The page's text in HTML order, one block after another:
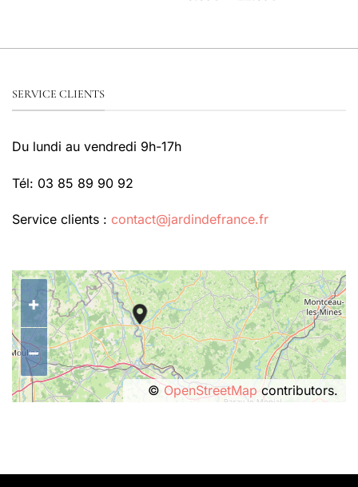
22.50€
SERVICE CLIENTS
Du lundi au vendredi 9h-17h
Tél: 03 85 89 90 92
Service clients : contact@jardindefrance.fr
+
−
© OpenStreetMapcontributors.